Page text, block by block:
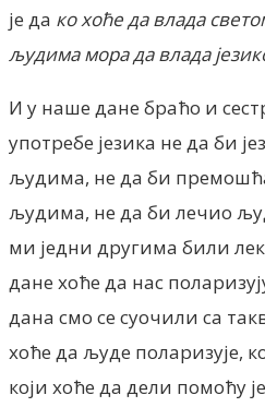
је да ко хоће да влада
људима мора да влада
И у наше дане браћо и
употребе језика не да би
људима, не да би
људима, не да би лечио
ми једни другима били
дане хоће да нас
дана смо се суочили са
хоће да људе поларизује,
који хоће да дели помоћу